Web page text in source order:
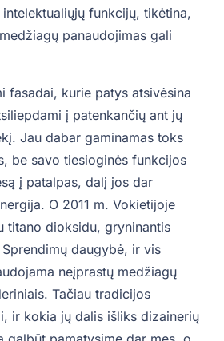
funkcijų, tikėtina,
panaudojimas gali
fasadai, kurie patys atsivėsina
į patenkančių ant jų
Jau dabar gaminamas toks
be savo tiesioginės funkcijos
į patalpas, dalį jos dar
O 2011 m. Vokietijoje
titano dioksidu, gryninantis
daugybė, ir vis
neįprastų medžiagų
Tačiau tradicijos
ir kokia jų dalis išliks dizainerių